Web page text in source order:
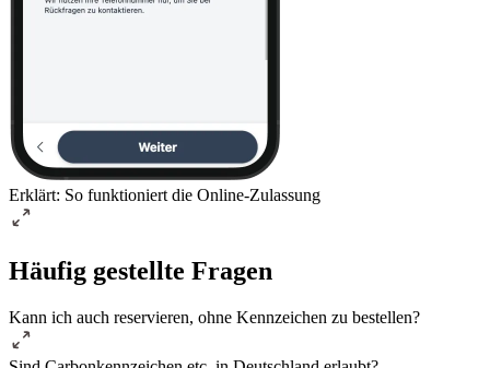
Erklärt: So funktioniert die Online-Zulassung
Häufig gestellte Fragen
Kann ich auch reservieren, ohne Kennzeichen zu bestellen?